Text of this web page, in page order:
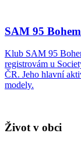
SAM 95
Klub SAM 95
registrovám u
ČR. Jeho hlavní
modely.
Život v obci